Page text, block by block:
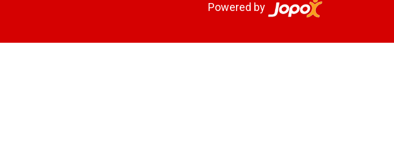
Powered by